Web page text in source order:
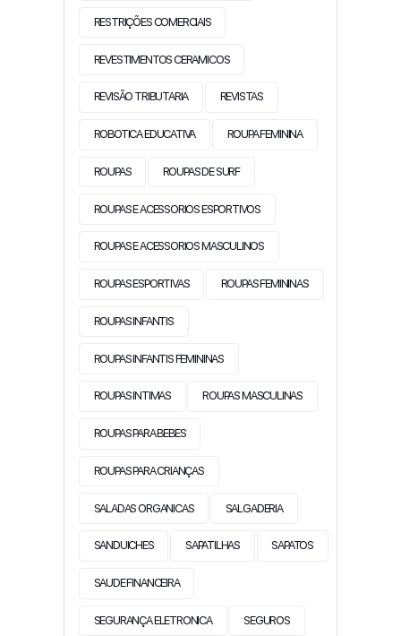
RESTRIÇÕES COMERCIAIS
REVESTIMENTOS CERAMICOS
REVISÃO TRIBUTARIA REVISTAS
ROBOTICA EDUCATIVA ROUPA FEMININA
ROUPAS ROUPAS DE SURF
ROUPAS E ACESSORIOS ESPORTIVOS
ROUPAS E ACESSORIOS MASCULINOS
ROUPAS ESPORTIVAS ROUPAS FEMININAS
ROUPAS INFANTIS
ROUPAS INFANTIS FEMININAS
ROUPAS INTIMAS ROUPAS MASCULINAS
ROUPAS PARA BEBES
ROUPAS PARA CRIANÇAS
SALADAS ORGANICAS SALGADERIA
SANDUICHES SAPATILHAS SAPATOS
SAUDE FINANCEIRA
SEGURANÇA ELETRONICA SEGUROS